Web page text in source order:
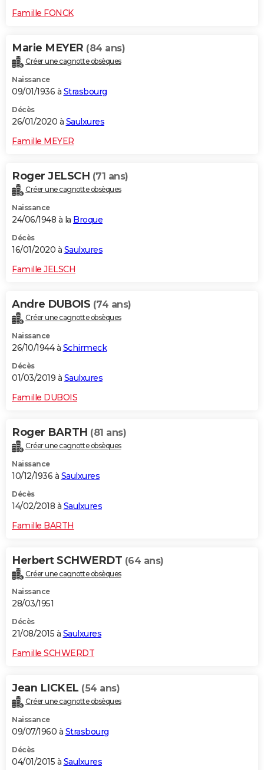
Famille FONCK
Marie MEYER (84 ans)
Créer une cagnotte obsèques
Naissance
09/01/1936 à Strasbourg
Décès
26/01/2020 à Saulxures
Famille MEYER
Roger JELSCH (71 ans)
Créer une cagnotte obsèques
Naissance
24/06/1948 à la Broque
Décès
16/01/2020 à Saulxures
Famille JELSCH
Andre DUBOIS (74 ans)
Créer une cagnotte obsèques
Naissance
26/10/1944 à Schirmeck
Décès
01/03/2019 à Saulxures
Famille DUBOIS
Roger BARTH (81 ans)
Créer une cagnotte obsèques
Naissance
10/12/1936 à Saulxures
Décès
14/02/2018 à Saulxures
Famille BARTH
Herbert SCHWERDT (64 ans)
Créer une cagnotte obsèques
Naissance
28/03/1951
Décès
21/08/2015 à Saulxures
Famille SCHWERDT
Jean LICKEL (54 ans)
Créer une cagnotte obsèques
Naissance
09/07/1960 à Strasbourg
Décès
04/01/2015 à Saulxures